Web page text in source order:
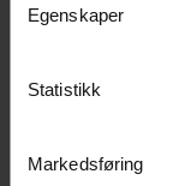
Egenskaper
Statistikk
Markedsføring